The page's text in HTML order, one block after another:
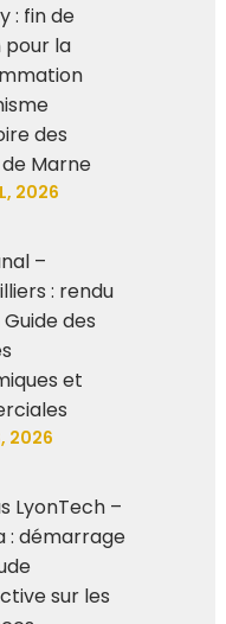
: fin de
pour la
des
Marne
2026
–
: rendu
des
et
2026
LyonTech –
: démarrage
sur les